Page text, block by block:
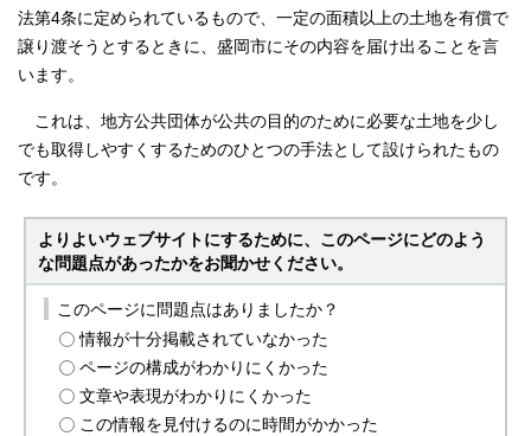
法第4条に定められているもので、一定の面積以上の土地を有償で
譲り渡そうとするときに、盛岡市にその内容を届け出ることを言
います。
これは、地方公共団体が公共の目的のために必要な土地を少し
でも取得しやすくするためのひとつの手法として設けられたもの
です。
よりよいウェブサイトにするために、このページにどのよう
な問題点があったかをお聞かせください。
このページに問題点はありましたか？
情報が十分掲載されていなかった
ページの構成がわかりにくかった
文章や表現がわかりにくかった
この情報を見付けるのに時間がかかった